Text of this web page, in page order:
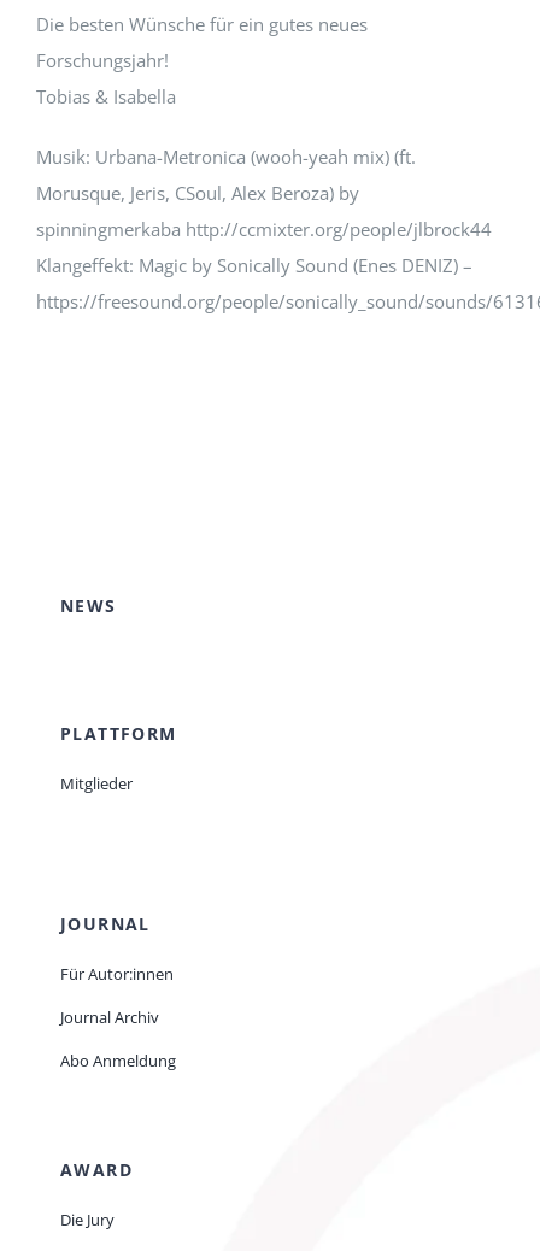
Die besten Wünsche für ein gutes neues
Forschungsjahr!
Tobias & Isabella
Musik: Urbana-Metronica (wooh-yeah mix) (ft.
Morusque, Jeris, CSoul, Alex Beroza) by
spinningmerkaba http://ccmixter.org/people/jlbrock44
Klangeffekt: Magic by Sonically Sound (Enes DENIZ) –
https://freesound.org/people/sonically_sound/sounds/
NEWS
PLATTFORM
Mitglieder
JOURNAL
Für Autor:innen
Journal Archiv
Abo Anmeldung
AWARD
Die Jury